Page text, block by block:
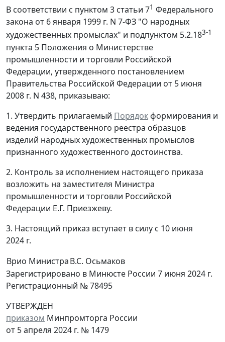
В соответствии с пунктом 3 статьи 71 Федерального
закона от 6 января 1999 г. N 7-ФЗ "О народных
художественных промыслах" и подпунктом 5.2.183-1
пункта 5 Положения о Министерстве
промышленности и торговли Российской
Федерации, утвержденного постановлением
Правительства Российской Федерации от 5 июня
2008 г. N 438, приказываю:
1. Утвердить прилагаемый Порядокформирования и
ведения государственного реестра образцов
изделий народных художественных промыслов
признанного художественного достоинства.
2. Контроль за исполнением настоящего приказа
возложить на заместителя Министра
промышленности и торговли Российской
Федерации Е.Г. Приезжеву.
3. Настоящий приказ вступает в силу с 10 июня
2024 г.
Врио МинистраB.C. Осьмаков
Зарегистрировано в Минюсте России 7 июня 2024 г.
Регистрационный № 78495
УТВЕРЖДЕН
приказом Минпромторга России
от 5 апреля 2024 г. № 1479